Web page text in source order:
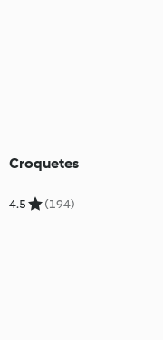
Croquetes
4.5 (194)